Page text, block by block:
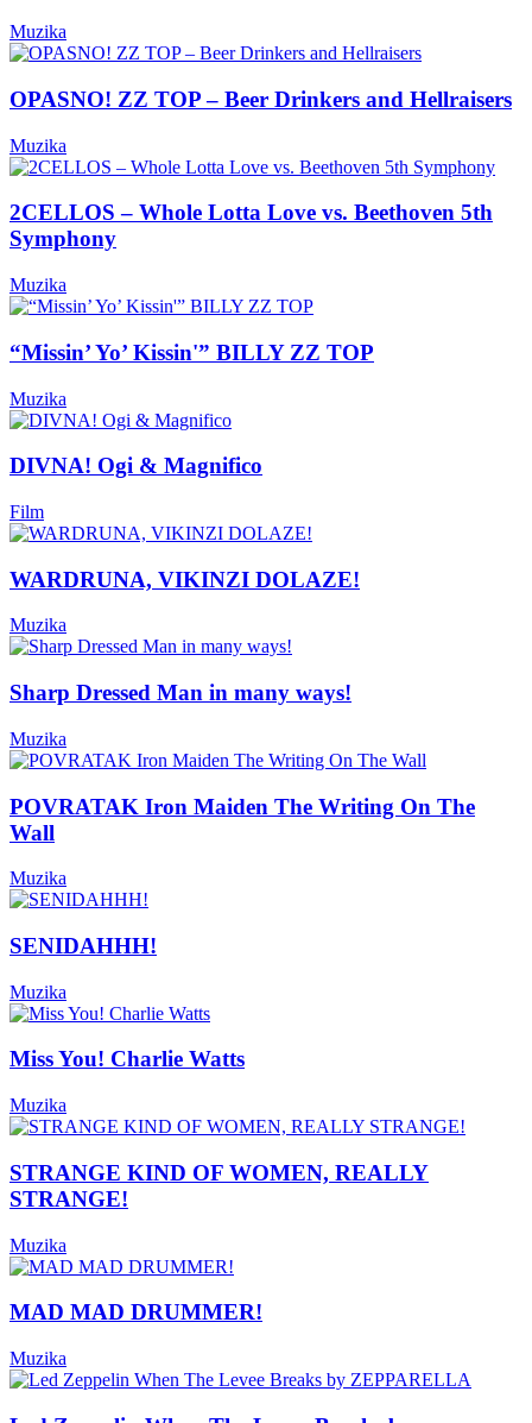
Muzika
OPASNO! ZZ TOP – Beer Drinkers and Hellraisers
Muzika
2CELLOS – Whole Lotta Love vs. Beethoven 5th
Symphony
Muzika
“Missin’ Yo’ Kissin'” BILLY ZZ TOP
Muzika
DIVNA! Ogi & Magnifico
Film
WARDRUNA, VIKINZI DOLAZE!
Muzika
Sharp Dressed Man in many ways!
Muzika
POVRATAK Iron Maiden The Writing On The
Wall
Muzika
SENIDAHHH!
Muzika
Miss You! Charlie Watts
Muzika
STRANGE KIND OF WOMEN, REALLY
STRANGE!
Muzika
MAD MAD DRUMMER!
Muzika